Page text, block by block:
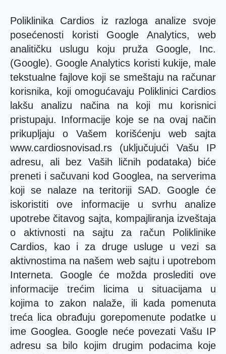
Poliklinika Cardios iz razloga analize svoje
posećenosti koristi Google Analytics, web
analitičku uslugu koju pruža Google, Inc.
(Google). Google Analytics koristi kukije, male
tekstualne fajlove koji se smeštaju na računar
korisnika, koji omogućavaju Poliklinici Cardios
lakšu analizu načina na koji mu korisnici
pristupaju. Informacije koje se na ovaj način
prikupljaju o Vašem korišćenju web sajta
www.cardiosnovisad.rs (uključujući Vašu IP
adresu, ali bez Vaših ličnih podataka) biće
preneti i sačuvani kod Googlea, na serverima
koji se nalaze na teritoriji SAD. Google će
iskoristiti ove informacije u svrhu analize
upotrebe čitavog sajta, kompajliranja izveštaja
o aktivnosti na sajtu za račun Poliklinike
Cardios, kao i za druge usluge u vezi sa
aktivnostima na našem web sajtu i upotrebom
Interneta. Google će možda proslediti ove
informacije trećim licima u situacijama u
kojima to zakon nalaže, ili kada pomenuta
treća lica obrađuju gorepomenute podatke u
ime Googlea. Google neće povezati Vašu IP
adresu sa bilo kojim drugim podacima koje